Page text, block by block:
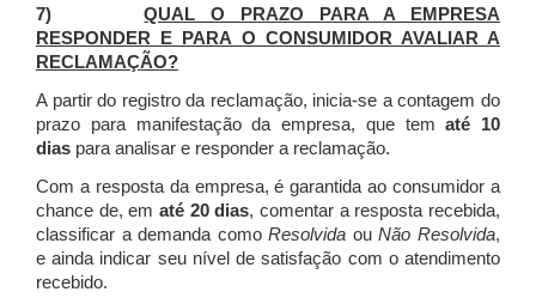
7)QUAL O PRAZO PARA A EMPRESA
RESPONDER E PARA O CONSUMIDOR AVALIAR A
RECLAMAÇÃO?
A partir do registro da reclamação, inicia-se a contagem do
prazo para manifestação da empresa, que tematé 10
dias para analisar e responder a reclamação.
Com a resposta da empresa, é garantida ao consumidor a
chance de, em até 20 dias, comentar a resposta recebida,
classificar a demanda comoResolvida ouNão Resolvida,
e ainda indicar seu nível de satisfação com o atendimento
recebido.